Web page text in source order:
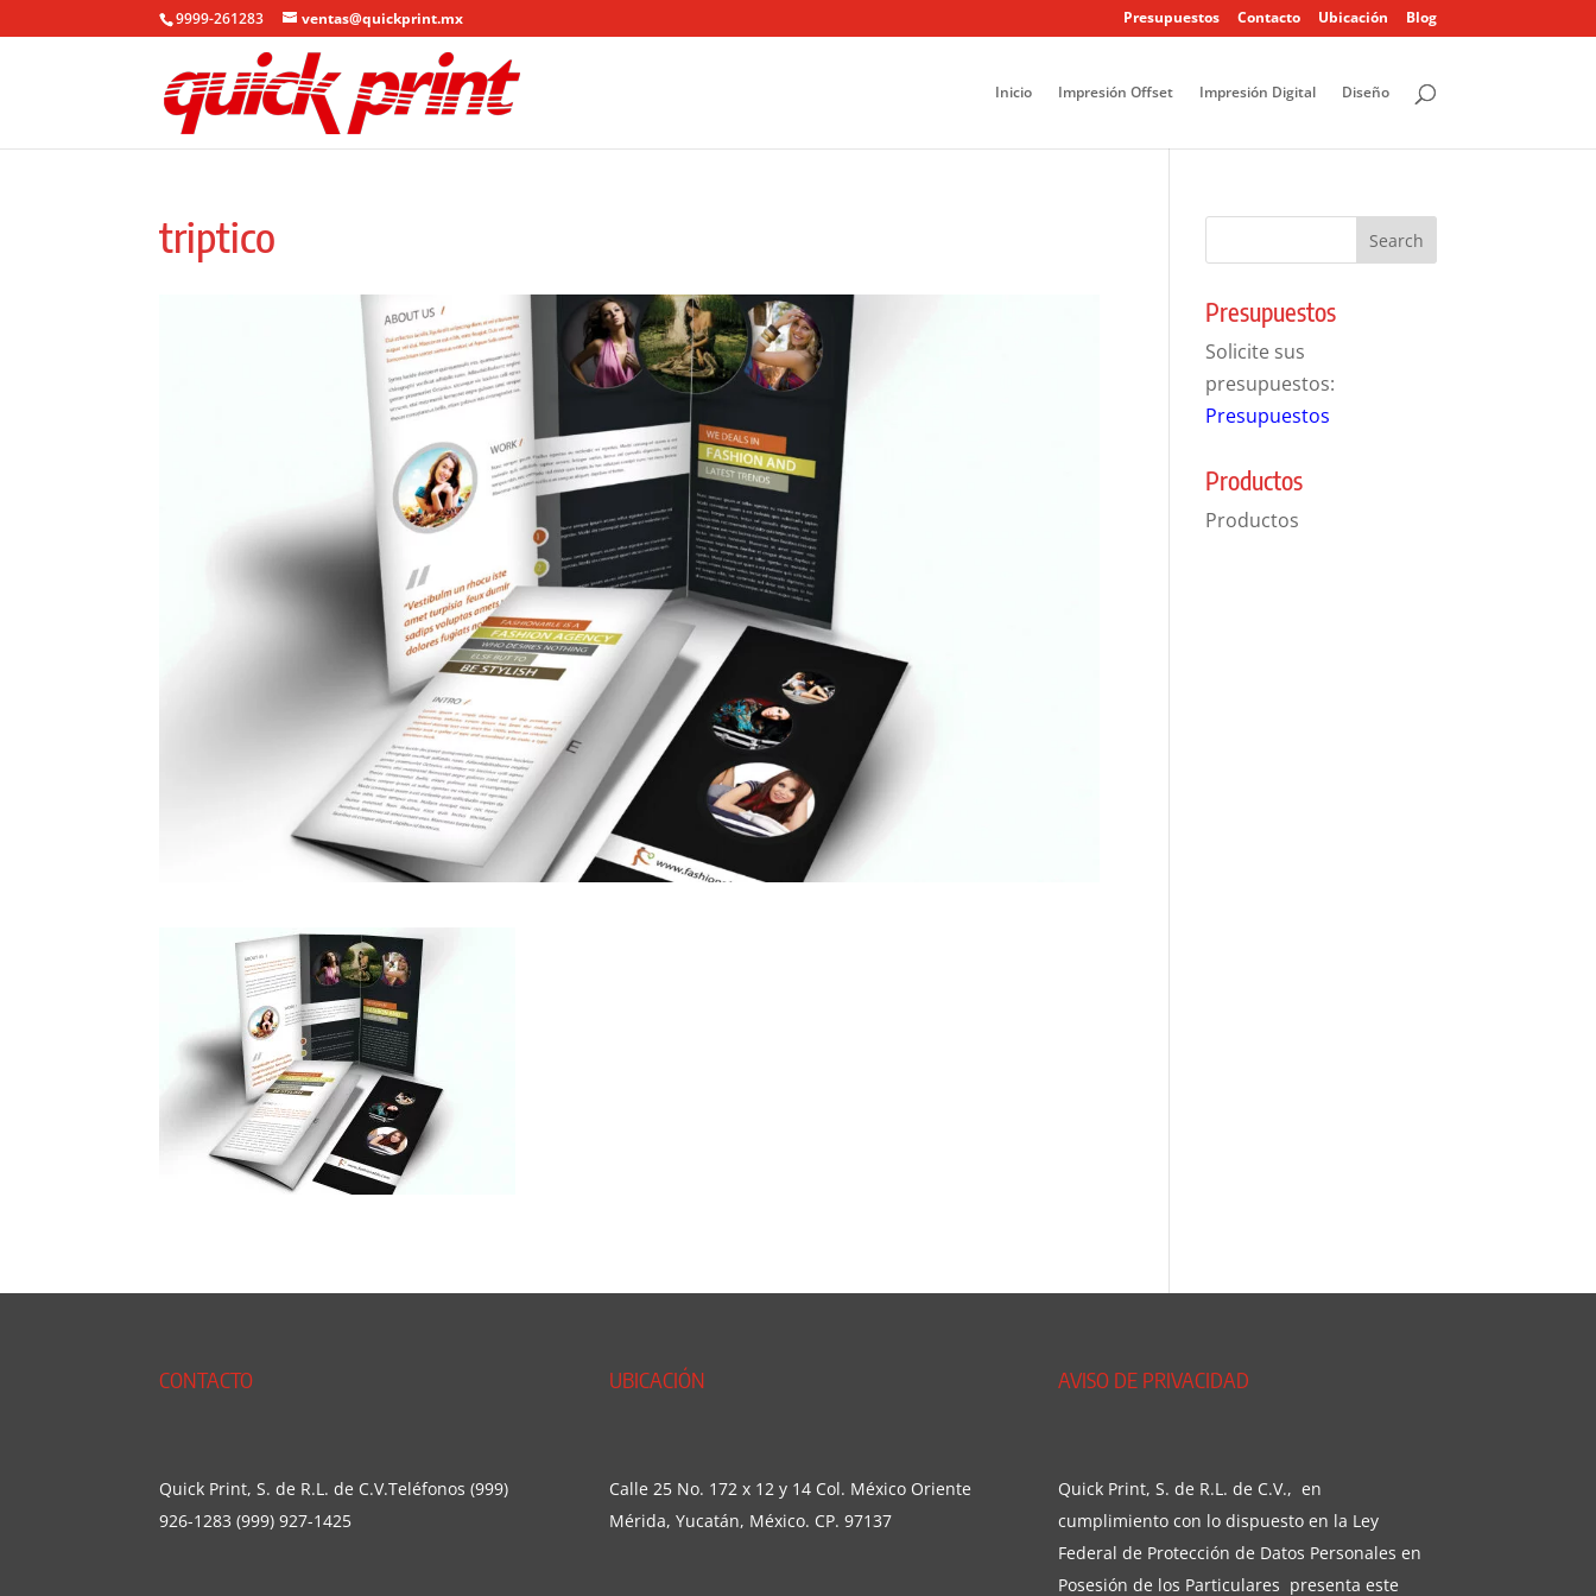
9999-261283 ventas@quickprint.mx Presupuestos Contacto Ubicación Blog
Inicio Impresión Offset Impresión Digital Diseño
triptico
Presupuestos
Solicite sus
presupuestos:
Presupuestos
Productos
Productos
CONTACTO
Quick Print, S. de R.L. de C.V.Teléfonos (999)
926-1283 (999) 927-1425
UBICACIÓN
Calle 25 No. 172 x 12 y 14 Col. México Oriente
Mérida, Yucatán, México. CP. 97137
AVISO DE PRIVACIDAD
Quick Print, S. de R.L. de C.V., en
cumplimiento con lo dispuesto en la Ley
Federal de Protección de Datos Personales en
Posesión de los Particulares presenta este